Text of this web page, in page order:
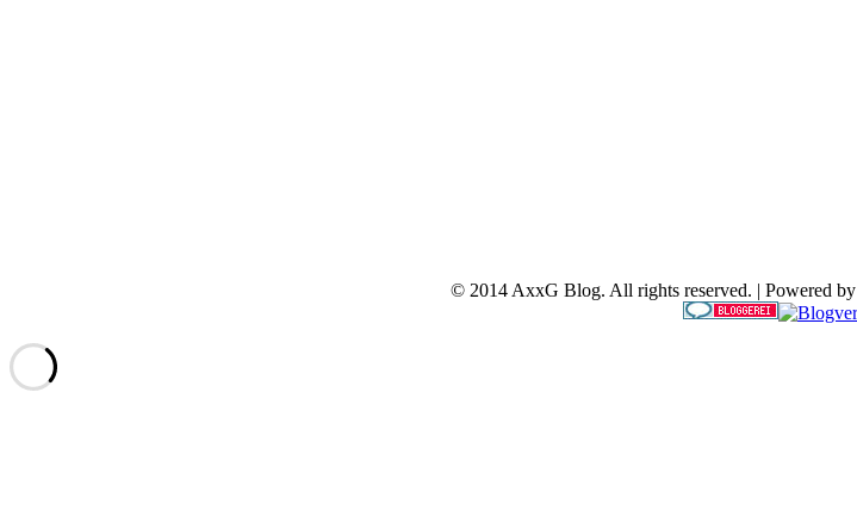
© 2014 AxxG Blog. All rights reserved. | Powered by